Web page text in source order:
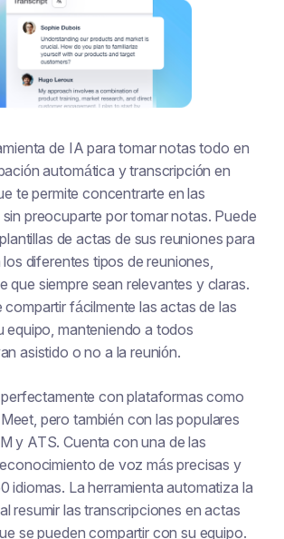
de IA para tomar notas todo en
automática y transcripción en
te permite concentrarte en las
preocuparte por tomar notas. Puede
de actas de sus reuniones para
diferentes tipos de reuniones,
que siempre sean relevantes y claras.
compartir fácilmente las actas de las
equipo, manteniendo a todos
asistido o no a la reunión.
con plataformas como
pero también con las populares
y ATS. Cuenta con una de las
de voz más precisas y
idiomas. La herramienta automatiza la
resumir las transcripciones en actas
se pueden compartir con su equipo.